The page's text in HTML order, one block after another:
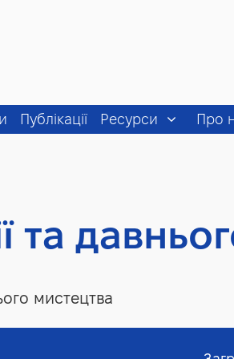
Публікації Ресурси Про
та
мистецтва